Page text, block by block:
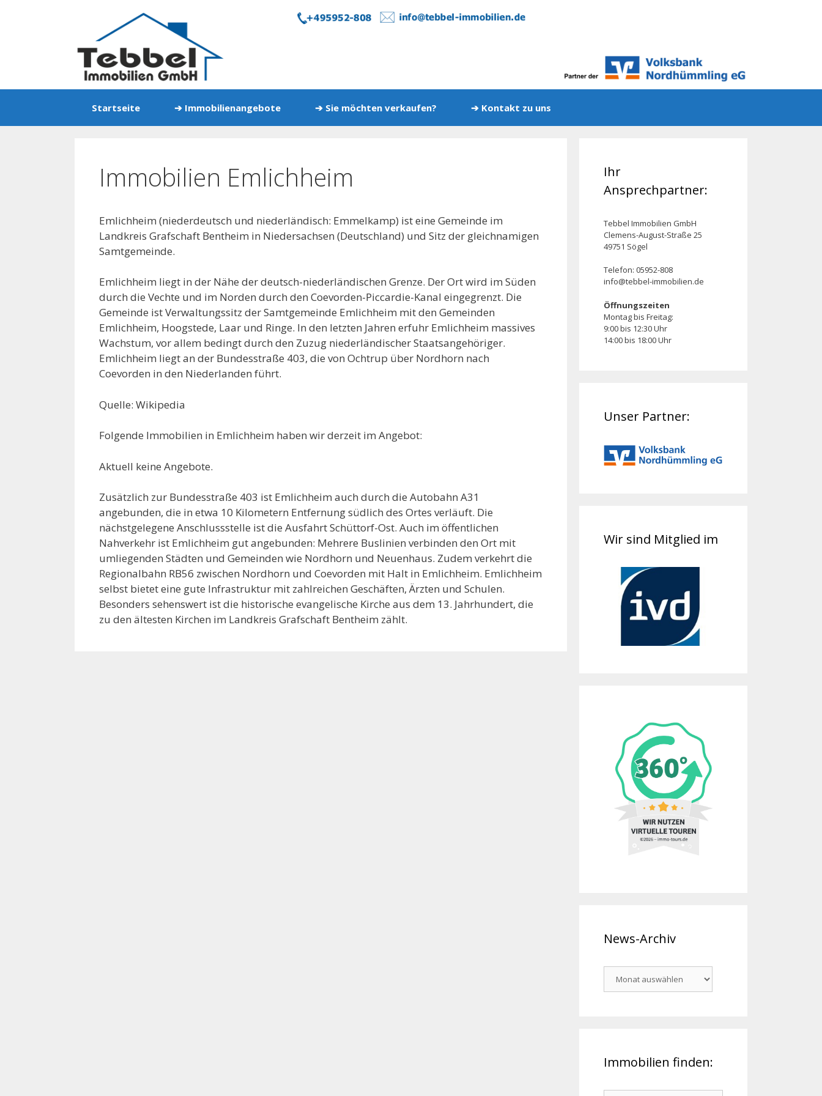
Startseite ➔ Immobilienangebote ➔ Sie möchten verkaufen? ➔ Kontakt zu uns
Immobilien Emlichheim
Emlichheim (niederdeutsch und niederländisch: Emmelkamp) ist eine Gemeinde im
Landkreis Grafschaft Bentheim in Niedersachsen (Deutschland) und Sitz der gleichnamigen
Samtgemeinde.
Emlichheim liegt in der Nähe der deutsch-niederländischen Grenze. Der Ort wird im Süden
durch die Vechte und im Norden durch den Coevorden-Piccardie-Kanal eingegrenzt. Die
Gemeinde ist Verwaltungssitz der Samtgemeinde Emlichheim mit den Gemeinden
Emlichheim, Hoogstede, Laar und Ringe. In den letzten Jahren erfuhr Emlichheim massives
Wachstum, vor allem bedingt durch den Zuzug niederländischer Staatsangehöriger.
Emlichheim liegt an der Bundesstraße 403, die von Ochtrup über Nordhorn nach
Coevorden in den Niederlanden führt.
Quelle: Wikipedia
Folgende Immobilien in Emlichheim haben wir derzeit im Angebot:
Aktuell keine Angebote.
Zusätzlich zur Bundesstraße 403 ist Emlichheim auch durch die Autobahn A31
angebunden, die in etwa 10 Kilometern Entfernung südlich des Ortes verläuft. Die
nächstgelegene Anschlussstelle ist die Ausfahrt Schüttorf-Ost. Auch im öffentlichen
Nahverkehr ist Emlichheim gut angebunden: Mehrere Buslinien verbinden den Ort mit
umliegenden Städten und Gemeinden wie Nordhorn und Neuenhaus. Zudem verkehrt die
Regionalbahn RB56 zwischen Nordhorn und Coevorden mit Halt in Emlichheim. Emlichheim
selbst bietet eine gute Infrastruktur mit zahlreichen Geschäften, Ärzten und Schulen.
Besonders sehenswert ist die historische evangelische Kirche aus dem 13. Jahrhundert, die
zu den ältesten Kirchen im Landkreis Grafschaft Bentheim zählt.
Ihr
Ansprechpartner:
Tebbel Immobilien GmbH
Clemens-August-Straße 25
49751 Sögel
Telefon: 05952-808
info@tebbel-immobilien.de
Öffnungszeiten
Montag bis Freitag:
9:00 bis 12:30 Uhr
14:00 bis 18:00 Uhr
Unser Partner:
Wir sind Mitglied im
News-Archiv
Archiv
Immobilien finden: